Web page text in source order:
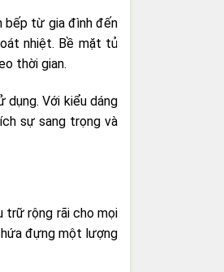
bếp từ gia đình đến
nhiệt. Bề mặt tủ
thời gian.
Với kiểu dáng
sự sang trọng và
rộng rãi cho mọi
đựng một lượng